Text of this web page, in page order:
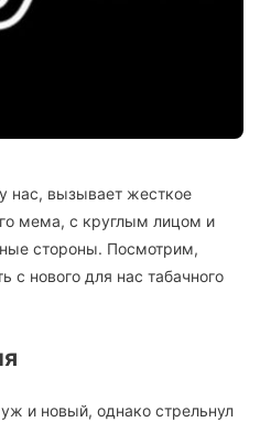
нас, вызывает жесткое
мема, с круглым лицом и
стороны. Посмотрим,
с нового для нас табачного
и новый, однако стрельнул